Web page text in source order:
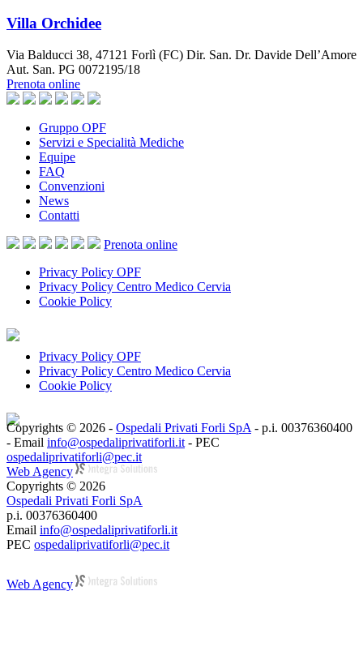
Villa Orchidee
Via Balducci 38, 47121 Forlì (FC) Dir. San. Dr. Davide Dell’Amore
Aut. San. PG 0072195/18
Prenota online
Gruppo OPF
Servizi e Specialità Mediche
Equipe
FAQ
Convenzioni
News
Contatti
Prenota online
Privacy Policy OPF
Privacy Policy Centro Medico Cervia
Cookie Policy
Privacy Policy OPF
Privacy Policy Centro Medico Cervia
Cookie Policy
Copyrights © 2026 - Ospedali Privati Forli SpA - p.i. 00376360400
- Email info@ospedaliprivatiforli.it - PEC
ospedaliprivatiforli@pec.it
Web Agency
Copyrights © 2026
Ospedali Privati Forli SpA
p.i. 00376360400
Email info@ospedaliprivatiforli.it
PEC ospedaliprivatiforli@pec.it
Web Agency